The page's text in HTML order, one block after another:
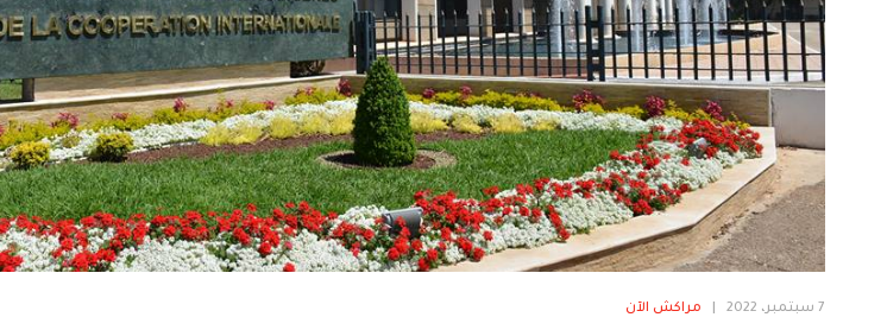
7 سبتمبر، 2022 مراكش الآن